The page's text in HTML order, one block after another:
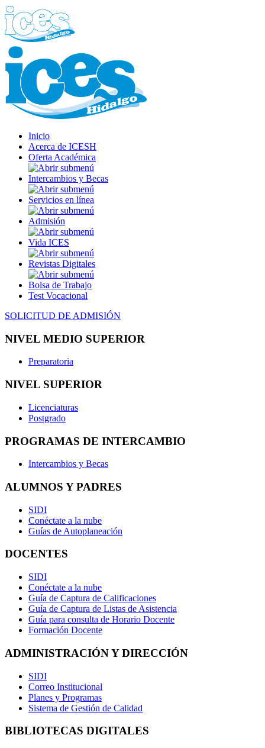
Inicio
Acerca de ICESH
Oferta Académica
Intercambios y Becas
Servicios en línea
Admisión
Vida ICES
Revistas Digitales
Bolsa de Trabajo
Test Vocacional
SOLICITUD DE ADMISIÓN
NIVEL MEDIO SUPERIOR
Preparatoria
NIVEL SUPERIOR
Licenciaturas
Postgrado
PROGRAMAS DE INTERCAMBIO
Intercambios y Becas
ALUMNOS Y PADRES
SIDI
Conéctate a la nube
Guías de Autoplaneación
DOCENTES
SIDI
Conéctate a la nube
Guía de Captura de Calificaciones
Guía de Captura de Listas de Asistencia
Guía para consulta de Horario Docente
Formación Docente
ADMINISTRACIÓN Y DIRECCIÓN
SIDI
Correo Institucional
Planes y Programas
Sistema de Gestión de Calidad
BIBLIOTECAS DIGITALES